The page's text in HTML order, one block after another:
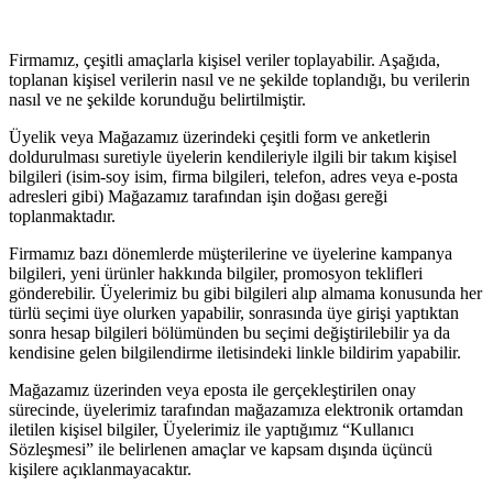
Firmamız, çeşitli amaçlarla kişisel veriler toplayabilir. Aşağıda,
toplanan kişisel verilerin nasıl ve ne şekilde toplandığı, bu verilerin
nasıl ve ne şekilde korunduğu belirtilmiştir.
Üyelik veya Mağazamız üzerindeki çeşitli form ve anketlerin
doldurulması suretiyle üyelerin kendileriyle ilgili bir takım kişisel
bilgileri (isim-soy isim, firma bilgileri, telefon, adres veya e-posta
adresleri gibi) Mağazamız tarafından işin doğası gereği
toplanmaktadır.
Firmamız bazı dönemlerde müşterilerine ve üyelerine kampanya
bilgileri, yeni ürünler hakkında bilgiler, promosyon teklifleri
gönderebilir. Üyelerimiz bu gibi bilgileri alıp almama konusunda her
türlü seçimi üye olurken yapabilir, sonrasında üye girişi yaptıktan
sonra hesap bilgileri bölümünden bu seçimi değiştirilebilir ya da
kendisine gelen bilgilendirme iletisindeki linkle bildirim yapabilir.
Mağazamız üzerinden veya eposta ile gerçekleştirilen onay
sürecinde, üyelerimiz tarafından mağazamıza elektronik ortamdan
iletilen kişisel bilgiler, Üyelerimiz ile yaptığımız “Kullanıcı
Sözleşmesi” ile belirlenen amaçlar ve kapsam dışında üçüncü
kişilere açıklanmayacaktır.